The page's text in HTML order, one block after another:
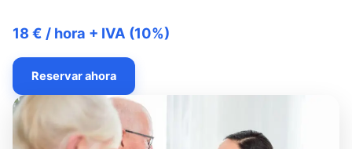
18 € / hora + IVA (10%)
Reservar ahora